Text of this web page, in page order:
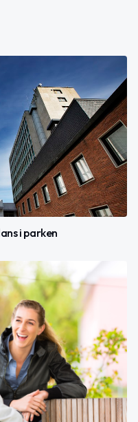
i parken